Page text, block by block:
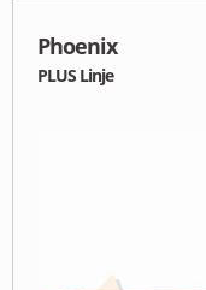
Phoenix
PLUS Linje